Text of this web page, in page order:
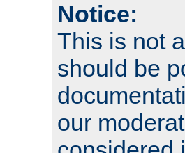
Notice:
This is not
should be
our